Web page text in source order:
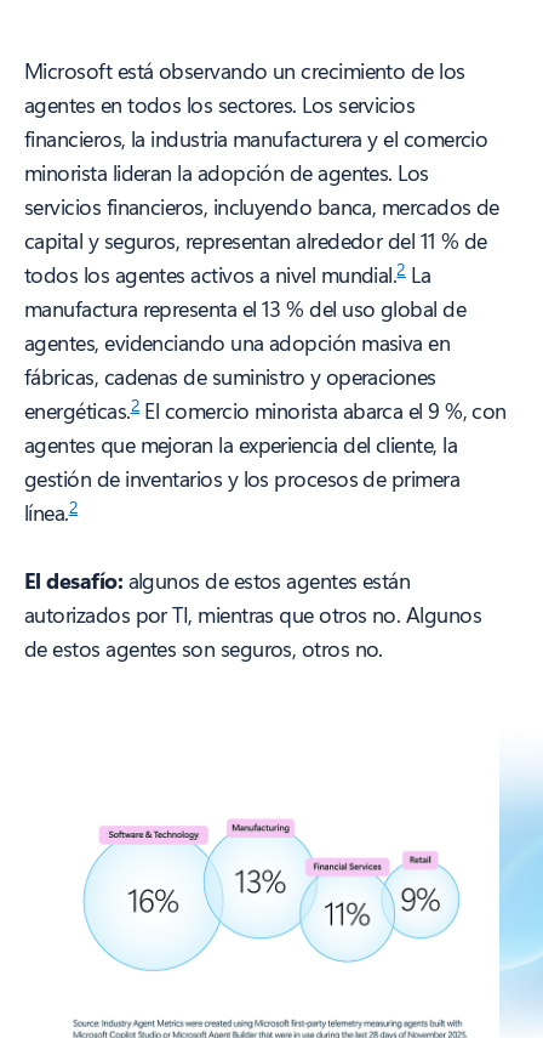
Microsoft está observando un crecimiento de los
agentes en todos los sectores. Los servicios
financieros, la industria manufacturera y el comercio
minorista lideran la adopción de agentes. Los
servicios financieros, incluyendo banca, mercados de
capital y seguros, representan alrededor del 11 % de
todos los agentes activos a nivel mundial.2La
manufactura representa el 13 % del uso global de
agentes, evidenciando una adopción masiva en
fábricas, cadenas de suministro y operaciones
energéticas.2 El comercio minorista abarca el 9 %, con
agentes que mejoran la experiencia del cliente, la
gestión de inventarios y los procesos de primera
línea.2
El desafío: algunos de estos agentes están
autorizados por TI, mientras que otros no. Algunos
de estos agentes son seguros, otros no.